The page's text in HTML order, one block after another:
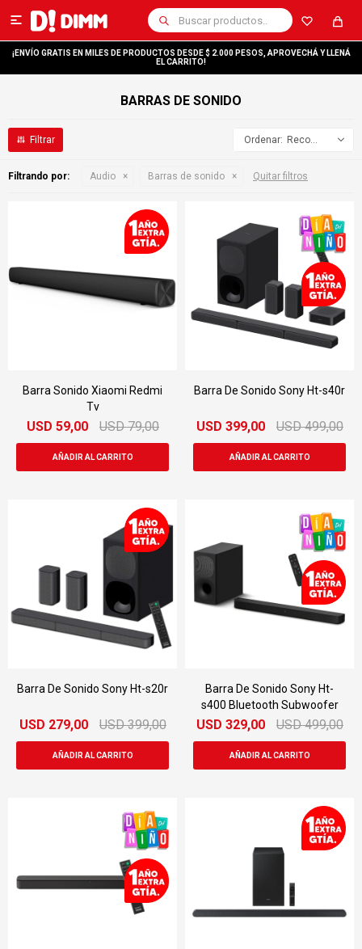

¡ENVÍO GRATIS EN MILES DE PRODUCTOS DESDE $ 2.000 PESOS, APROVECHÁ Y LLENÁ
EL CARRITO!
BARRAS DE SONIDO
Recomendados
Filtrando por: Audio Barras de sonido Quitar filtros
Barra Sonido Xiaomi Redmi
Tv
USD 59,00 USD 79,00
Barra De Sonido Sony Ht-s40r
USD 399,00 USD 499,00
Barra De Sonido Sony Ht-s20r
USD 279,00 USD 399,00
Barra De Sonido Sony Ht-
s400 Bluetooth Subwoofer
USD 329,00 USD 499,00